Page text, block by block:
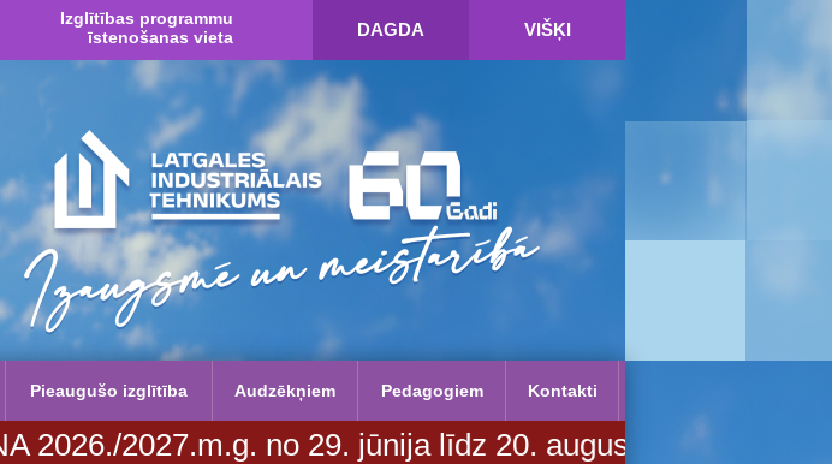
Izglītības programmu
īstenošanas vieta
DAGDA VIŠĶI
Pieaugušo izglītība Audzēkņiem Pedagogiem Kontakti
no 29. jūnija līdz 20. augustam. Vairāk